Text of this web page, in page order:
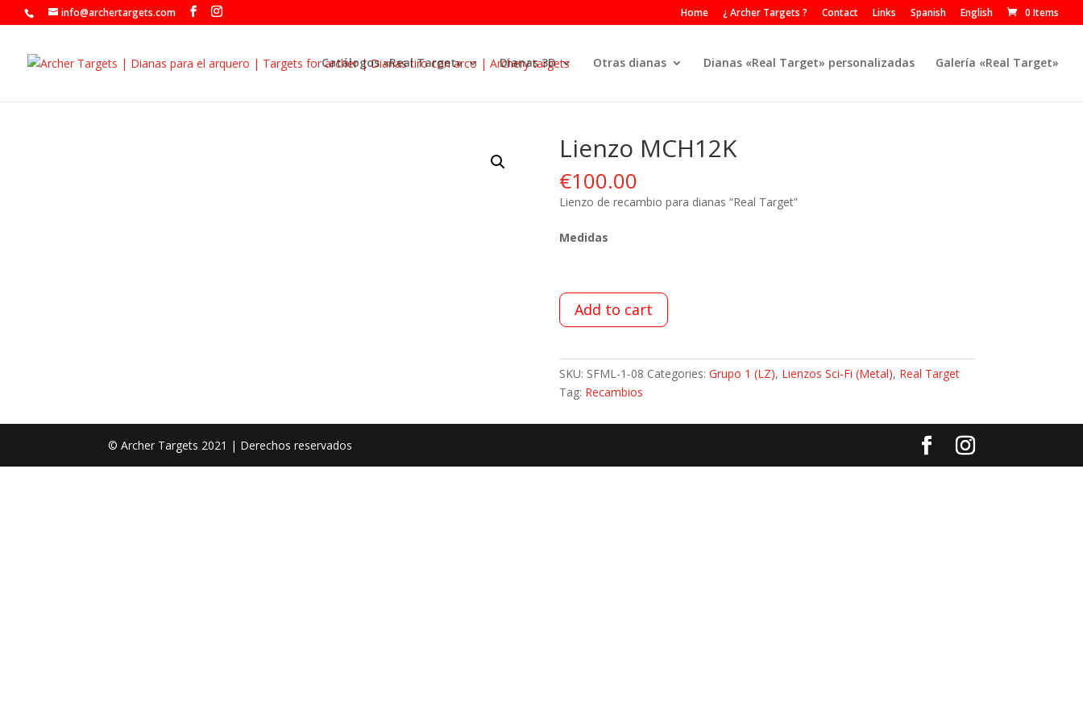
info@archertargets.com Home ¿ Archer Targets ? Contact Links Spanish English 0 Items
Catálogos «Real Target» Dianas 3D Otras dianas Dianas «Real Target» personalizadas Galería «Real Target»
Lienzo MCH12K
€100.00
Lienzo de recambio para dianas “Real Target”
Medidas
Add to cart
SKU: SFML-1-08 Categories: Grupo 1 (LZ), Lienzos Sci-Fi (Metal), Real Target
Tag: Recambios
© Archer Targets 2021 | Derechos reservados